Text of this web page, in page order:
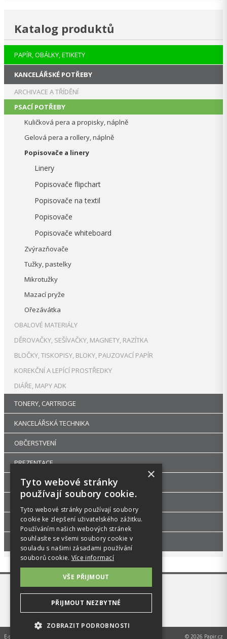
Katalog produktů
PAPÍR, OBÁLKY, ETIKETY
KANCELÁŘSKÉ POTŘEBY
ARCHIVACE A TŘÍDĚNÍ
PSACÍ POTŘEBY
Kuličková pera a propisky, náplně
Gelová pera a rollery, náplně
Popisovače a linery
Linery
Popisovače flipchart
Popisovače na textil
Popisovače
Popisovače whiteboard
Zvýrazňovače
Tužky, pastelky
Mikrotužky
Mazací pryže
Ořezávátka
OBALOVÉ MATERIÁLY
DĚROVAČKY, SEŠÍVAČKY, MAGNETY, RAZÍTKA
BLOČKY, TISKOPISY, BLOKY, PAUZOVACÍ PAPÍR
KOREKČNÍ A LEPÍCÍ PROSTŘEDKY
DIÁŘE, MAPY ADK
TONERY, CARTRIDGE
KANCELÁŘSKÁ TECHNIKA
OBČERSTVENÍ
PREZENTACE
DROGERIE
KANCELÁŘSKÝ NÁBYTEK
ŠKOLA, VÝTVARNÉ POTŘEBY
PŘÍSLUŠENSTVÍ
E-shop na míru od © 2026 Papir.cz
×
Tyto webové stránky
používají soubory cookie.
Tyto webové stránky používají soubory
cookie ke zlepšení uživatelského zážitku.
Používáním našich webových stránek
souhlasíte se všemi soubory cookie v
souladu s našimi zásadami používání
souborů cookie. Více informací
VŠE PŘIJMOUT
PŘIJMOUT NEZBYTNÉ
ZOBRAZIT PODROBNOSTI